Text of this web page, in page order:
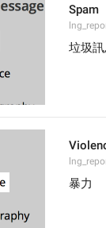
Spam
垃圾
暴力